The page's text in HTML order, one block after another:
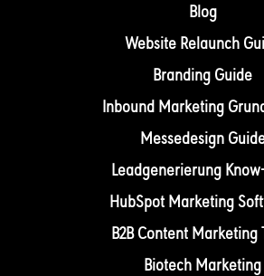
Blog
Website Relaunch
Branding Guide
Inbound Marketing
Messedesign
Leadgenerierung
HubSpot Marketing
B2B Content Marketing
Biotech Marketing